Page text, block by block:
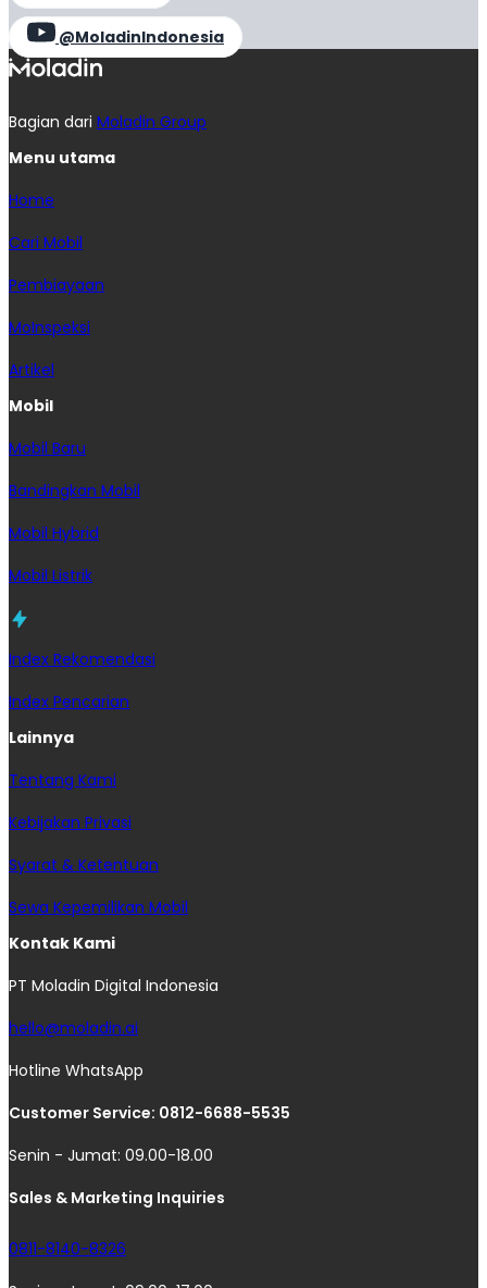
@MoladinIndonesia
Bagian dari Moladin Group
Menu utama
Home
Cari Mobil
Pembiayaan
MoInspeksi
Artikel
Mobil
Mobil Baru
Bandingkan Mobil
Mobil Hybrid
Mobil Listrik
Index Rekomendasi
Index Pencarian
Lainnya
Tentang Kami
Kebijakan Privasi
Syarat & Ketentuan
Sewa Kepemilikan Mobil
Kontak Kami
PT Moladin Digital Indonesia
hello@moladin.ai
Hotline WhatsApp
Customer Service: 0812-6688-5535
Senin - Jumat: 09.00-18.00
Sales & Marketing Inquiries
0811-8140-8326